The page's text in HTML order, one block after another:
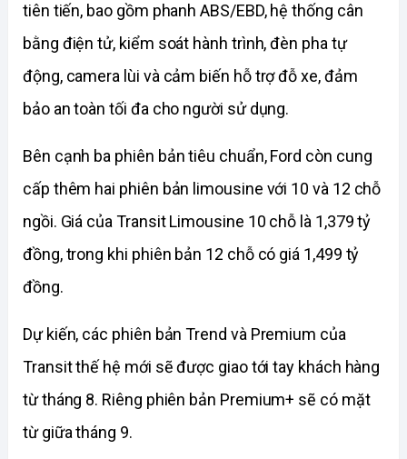
tiên tiến, bao gồm phanh ABS/EBD, hệ thống cân
bằng điện tử, kiểm soát hành trình, đèn pha tự
động, camera lùi và cảm biến hỗ trợ đỗ xe, đảm
bảo an toàn tối đa cho người sử dụng.
Bên cạnh ba phiên bản tiêu chuẩn, Ford còn cung
cấp thêm hai phiên bản limousine với 10 và 12 chỗ
ngồi. Giá của Transit Limousine 10 chỗ là 1,379 tỷ
đồng, trong khi phiên bản 12 chỗ có giá 1,499 tỷ
đồng.
Dự kiến, các phiên bản Trend và Premium của
Transit thế hệ mới sẽ được giao tới tay khách hàng
từ tháng 8. Riêng phiên bản Premium+ sẽ có mặt
từ giữa tháng 9.